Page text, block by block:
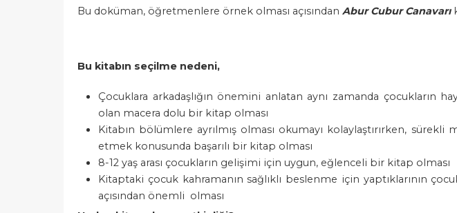
Bu doküman, öğretmenlere örnek olması açısından Abur Cubur Canavarı
Bu kitabın seçilme nedeni,
Çocuklara arkadaşlığın önemini anlatan aynı zamanda
olan macera dolu bir kitap olması
Kitabın bölümlere ayrılmış olması okumayı kolaylaştırırken,
etmek konusunda başarılı bir kitap olması
8-12 yaş arası çocukların gelişimi için uygun, eğlenceli bir kitap olması
Kitaptaki çocuk kahramanın sağlıklı beslenme için yaptıklarının
açısından önemli olması